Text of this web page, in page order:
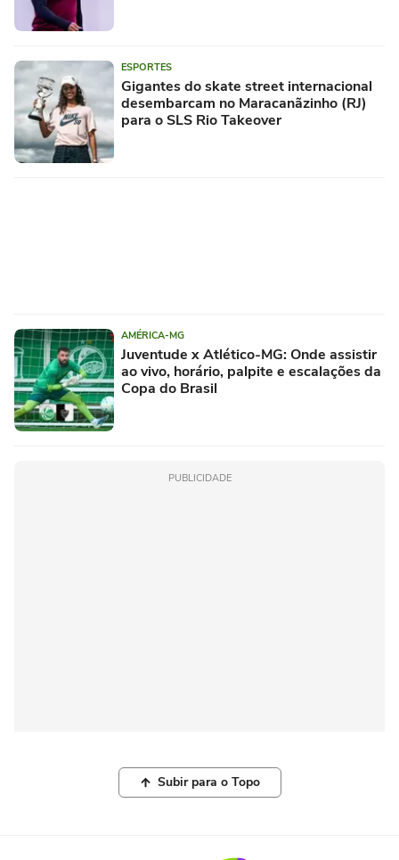
ESPORTES
Gigantes do skate street internacional
desembarcam no Maracanãzinho (RJ)
para o SLS Rio Takeover
AMÉRICA-MG
Juventude x Atlético-MG: Onde assistir
ao vivo, horário, palpite e escalações da
Copa do Brasil
PUBLICIDADE
Subir para o Topo